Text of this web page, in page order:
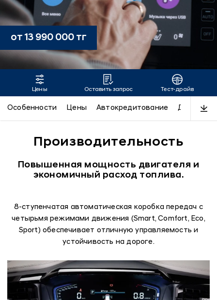
CUSTIN
от 13 990 000 тг
Цены Оставить запрос Тест-драйв
Особенности Цены Автокредитование Дизайн
Производительность
Повышенная мощность двигателя и
экономичный расход топлива.
8-ступенчатая автоматическая коробка передач с
четырьмя режимами движения (Smart, Comfort, Eco,
Sport) обеспечивает отличную управляемость и
устойчивость на дороге.